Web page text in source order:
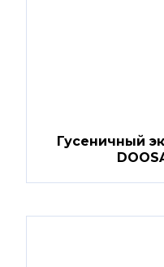
Гусеничный